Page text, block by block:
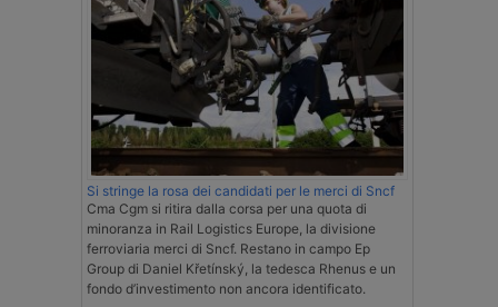
Si stringe la rosa dei candidati per le merci di Sncf
Cma Cgm si ritira dalla corsa per una quota di
minoranza in Rail Logistics Europe, la divisione
ferroviaria merci di Sncf. Restano in campo Ep
Group di Daniel Křetínský, la tedesca Rhenus e un
fondo d’investimento non ancora identificato.